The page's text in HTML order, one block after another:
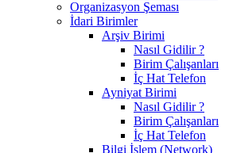
Organizasyon Şeması
İdari Birimler
Arşiv Birimi
Nasıl Gidilir ?
Birim Çalışanları
İç Hat Telefon
Ayniyat Birimi
Nasıl Gidilir ?
Birim Çalışanları
İç Hat Telefon
Bilgi İşlem (Network)